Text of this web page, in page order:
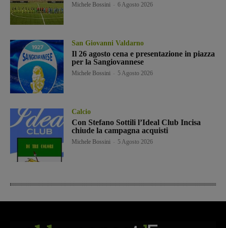
Michele Bossini 6 Agosto 2026
San Giovanni Valdarno
Il 26 agosto cena e presentazione in piazza
per la Sangiovannese
Michele Bossini 5 Agosto 2026
Calcio
Con Stefano Sottili l’Ideal Club Incisa
chiude la campagna acquisti
Michele Bossini 5 Agosto 2026